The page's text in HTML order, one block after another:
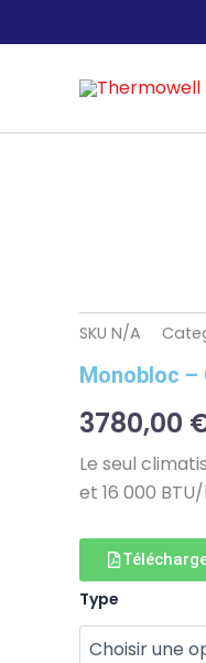
au
SKU N/A
Monobloc –
3780,00
Le seul
et 16 000
Type
quantité
de
Monobloc